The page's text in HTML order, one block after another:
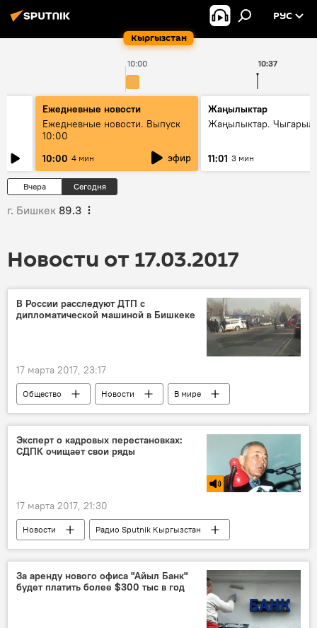
Кыргызстан
РУС
10:00 10:37
Ежедневные новости
Ежедневные новости. Выпуск
10:00
10:00 4 мин эфир
Жаңылыктар
Жаңылыктар.
11:01 3 мин
Вчера Сегодня
г. Бишкек 89.3
Новости от 17.03.2017
В России расследуют ДТП с
дипломатической машиной в Бишкеке
17 марта 2017, 23:17
Общество Новости
В мире
Россия
Смертельное ДТП с участием авто посольства России
ДТП
расследование
Эксперт о кадровых перестановках:
СДПК очищает свои ряды
17 марта 2017, 21:30
Новости
Радио Sputnik Кыргызстан
Жогорку Кенеш
СДПК кадры
За аренду нового офиса "Айыл Банк"
будет платить более $300 тыс в год